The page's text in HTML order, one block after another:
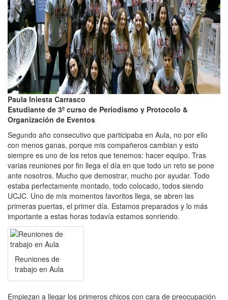
Paula Iniesta Carrasco
Estudiante de 3º curso de Periodismo y Protocolo &
Organización de Eventos
Segundo año consecutivo que participaba en Aula, no por ello
con menos ganas, porque mis compañeros cambian y esto
siempre es uno de los retos que tenemos: hacer equipo. Tras
varias reuniones por fin llega el día en que todo un reto se pone
ante nosotros. Mucho que demostrar, mucho por ayudar. Todo
estaba perfectamente montado, todo colocado, todos siendo
UCJC. Uno de mis momentos favoritos llega, se abren las
primeras puertas, el primer día. Estamos preparados y lo más
importante a estas horas todavía estamos sonriendo.
Reuniones de
trabajo en Aula
Empiezan a llegar los primeros chicos con cara de preocupación